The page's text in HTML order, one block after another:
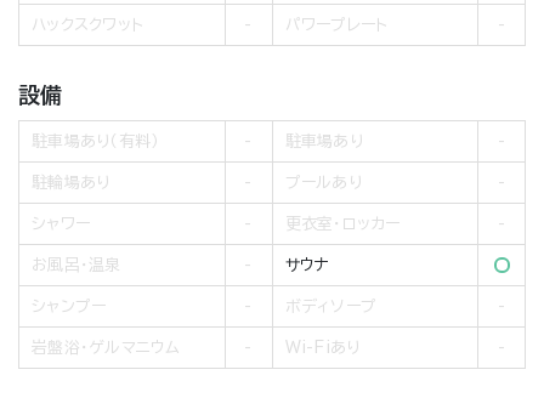
ハックスクワット パワープレート
設備
駐車場あり（有料） 駐車場あり
駐輪場あり プールあり
シャワー 更衣室・ロッカー
お風呂・温泉 サウナ
シャンプー ボディソープ
岩盤浴・ゲルマニウム Wi-Fiあり